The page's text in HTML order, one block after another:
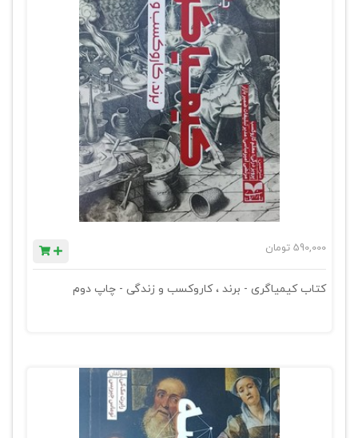
590,000 تومان
کتاب کیمیاگری - برند ، کاروکسب و زندگی - چاپ دوم